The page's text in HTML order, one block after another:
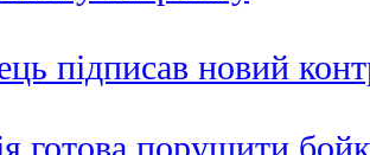
підписав новий